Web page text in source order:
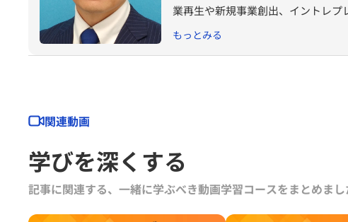
業再生や新規事業創出、イントレ
現在、株式会社incanto 代表取締役
もっとみる
関連動画
学びを深くする
記事に関連する、一緒に学ぶべき動画学習コースをまとめまし